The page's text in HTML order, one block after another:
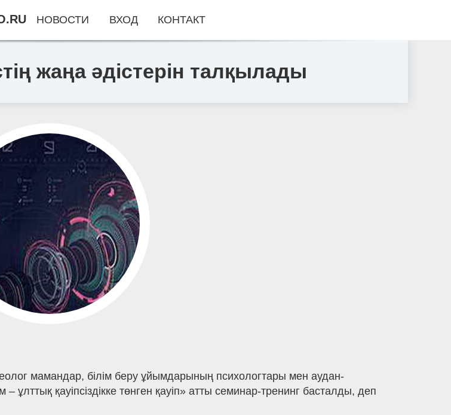
жаңа әдістерін талқылады
мамандар, білім беру ұйымдарының психологтары мен аудан-
қауіпсіздікке төнген қауіп» атты семинар-тренинг басталды, деп
НОВОСТИ ВХОД КОНТАКТ